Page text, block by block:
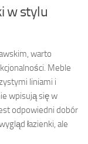
w stylu
warto
Meble
liniami i
wpisują się w
odpowiedni dobór
łazienki, ale